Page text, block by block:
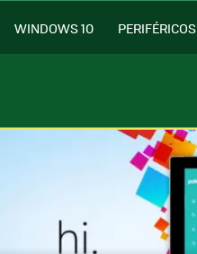
WINDOWS 10 PERIFÉRICOS